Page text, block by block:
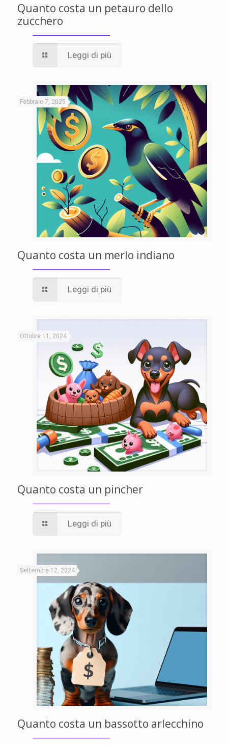
Quanto costa un petauro dello
zucchero
Leggi di più
Febbraio 7, 2025
Quanto costa un merlo indiano
Leggi di più
Ottobre 11, 2024
Quanto costa un pincher
Leggi di più
Settembre 12, 2024
Quanto costa un bassotto arlecchino